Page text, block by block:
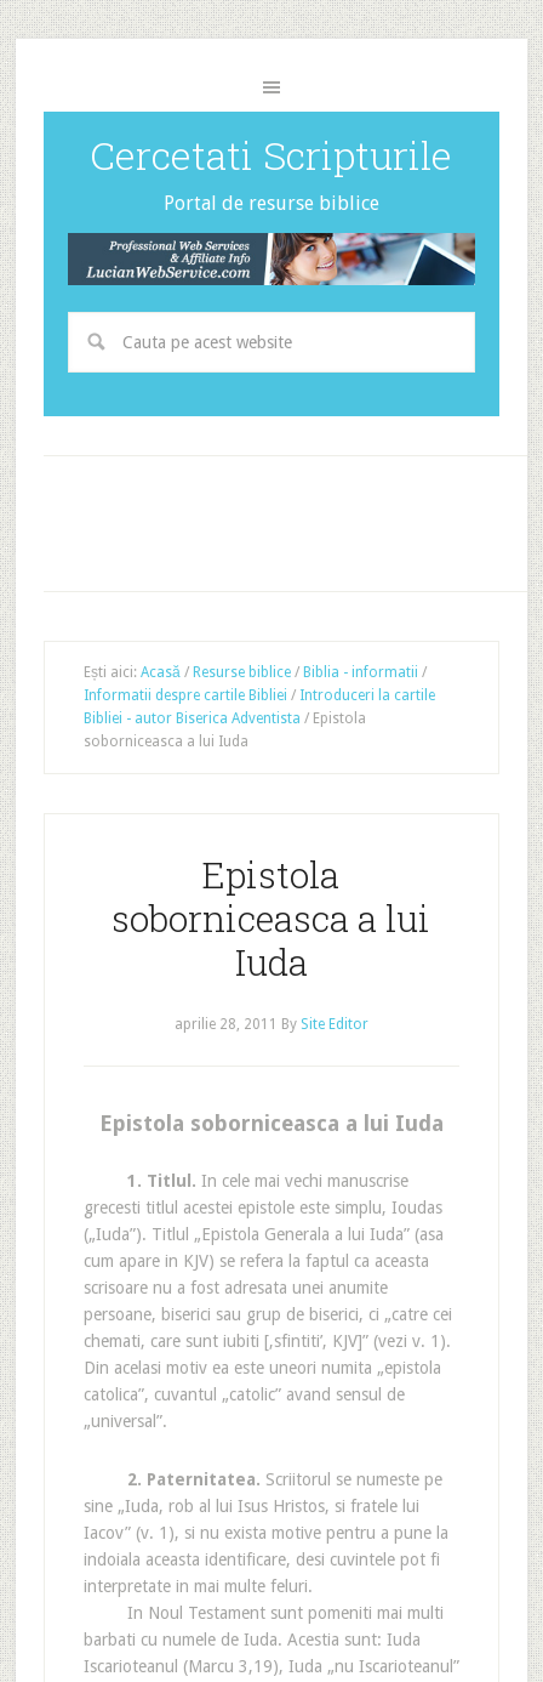
Cercetati Scripturile
Portal de resurse biblice
Ești aici: Acasă / Resurse biblice / Biblia - informatii /
Informatii despre cartile Bibliei / Introduceri la cartile
Bibliei - autor Biserica Adventista /Epistola
soborniceasca a lui Iuda
Epistola
soborniceasca a lui
Iuda
aprilie 28, 2011 By Site Editor
Epistola soborniceasca a lui Iuda
1. Titlul. In cele mai vechi manuscrise
grecesti titlul acestei epistole este simplu, Ioudas
(„Iuda”). Titlul „Epistola Generala a lui Iuda” (asa
cum apare in KJV) se refera la faptul ca aceasta
scrisoare nu a fost adresata unei anumite
persoane, biserici sau grup de biserici, ci „catre cei
chemati, care sunt iubiti [,sfintiti’, KJV]” (vezi v. 1).
Din acelasi motiv ea este uneori numita „epistola
catolica”, cuvantul „catolic” avand sensul de
„universal”.
2. Paternitatea. Scriitorul se numeste pe
sine „Iuda, rob al lui Isus Hristos, si fratele lui
Iacov” (v. 1), si nu exista motive pentru a pune la
indoiala aceasta identificare, desi cuvintele pot fi
interpretate in mai multe feluri.
In Noul Testament sunt pomeniti mai multi
barbati cu numele de Iuda. Acestia sunt: Iuda
Iscarioteanul (Marcu 3,19), Iuda „nu Iscarioteanul”